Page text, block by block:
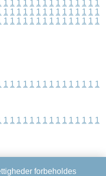
1 1 1 1 1 1 1 1 1 1 1 1 1 1 1
1 1 1 1 1 1 1 1 1 1 1 1 1 1 1
1 1 1 1 1 1 1 1 1 1 1 1 1 1 1
1 1 1 1 1 1 1 1 1 1 1 1 1 1 1
1 1 1 1 1 1 1 1 1 1 1 1 1 1 1
forbeholdes